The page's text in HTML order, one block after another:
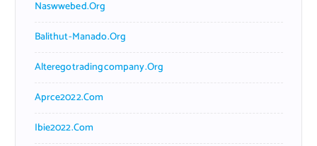
Naswwebed.org
Balithut-Manado.org
Alteregotradingcompany.org
Aprce2022.com
Ibie2022.com